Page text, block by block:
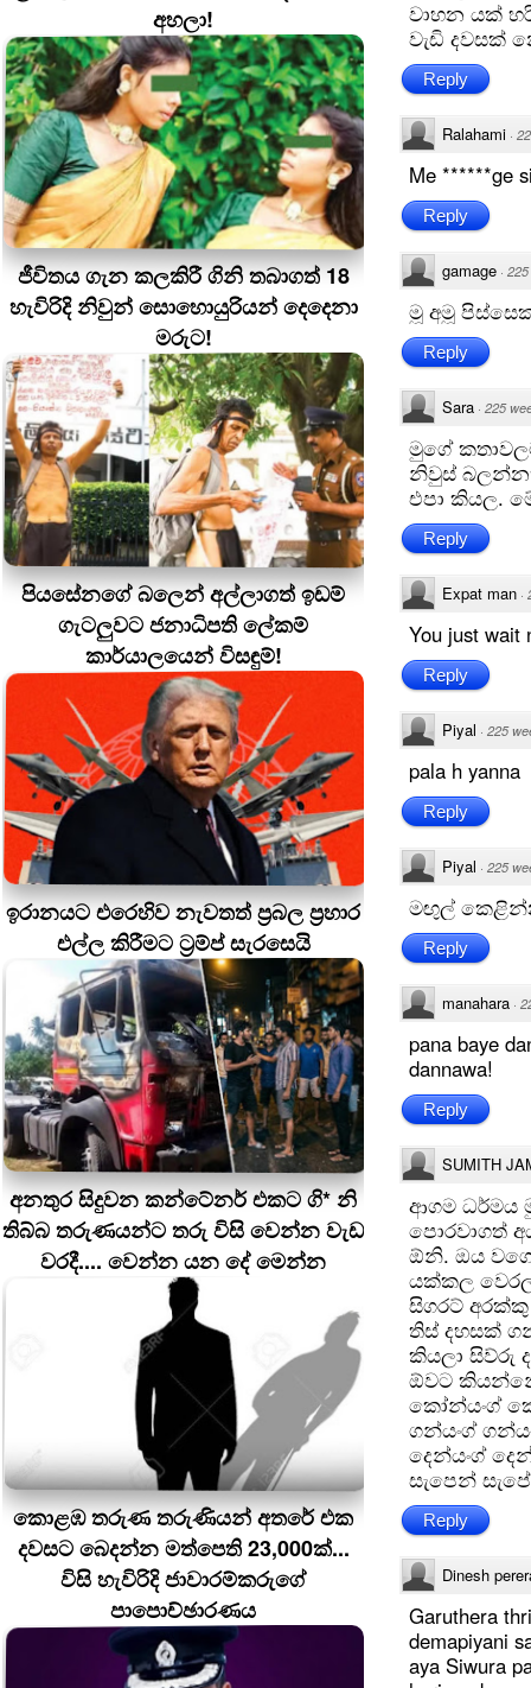
අහලා!
ජීවිතය ගැන කලකිරී ගිනි තබාගත් 18
හැවිරිදි නිවුන් සොහොයුරියන් දෙදෙනා
මරුට!
පියසේනගේ බලෙන් අල්ලාගත් ඉඩම්
ගැටලුවට ජනාධිපති ලේකම්
කාර්යාලයෙන් විසඳුම්!
ඉරානයට එරෙහිව නැවතත් ප්‍රබල ප්‍රහාර
එල්ල කිරීමට ට්‍රම්ප් සැරසෙයි
අනතුර සිදුවන කන්ටේනර් එකට ගි* නි
තිබ්බ තරුණයන්ට තරු විසි වෙන්න වැඩ
වරදී.... වෙන්න යන දේ මෙන්න
කොළඹ තරුණ තරුණියන් අතරේ එක
දවසට බෙදන්න මත්පෙති 23,000ක්...
විසි හැවිරිදි ජාවාරම්කරුගේ
පාපොච්ඡාරණය
වාහන යක්
වැඩි දවසක්
Reply
Ralahami ·
Me ******ge
Reply
gamage ·
මූ අමූ
Reply
Sara · 225
මුගේ
නිවුස්
එපා කියල.
Reply
Expat man ·
You just wait
Reply
Piyal · 225
pala h yanna
Reply
Piyal · 225
මඟුල් කෙළින්න
Reply
manahara ·
pana baye
dannawa!
Reply
SUMITH
ආගම ධර්මය
පොරවාගත්
ඕනි. ඔය
යක්කල
සිගරට්
තිස් දහසක්
කියලා සිව්රු
ඕවට
කෝන්යංග්
ගන්යංග්
දෙන්යංග්
සැපෙන්
Reply
Dinesh
Garuthera
demapiyani
aya Siwura